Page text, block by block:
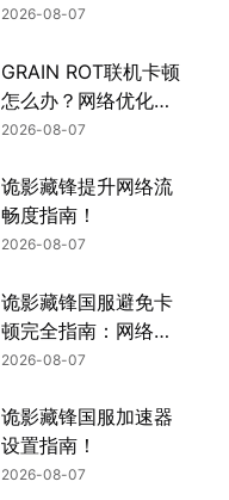
南！
2026-08-07
GRAIN ROT联机卡顿
怎么办？网络优化解
决方案！
2026-08-07
诡影藏锋提升网络流
畅度指南！
2026-08-07
诡影藏锋国服避免卡
顿完全指南：网络优
化与解决技巧！
2026-08-07
诡影藏锋国服加速器
设置指南！
2026-08-07